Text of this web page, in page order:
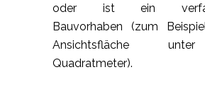
oder ist ein
Bauvorhaben (zum
Ansichtsfläche
Quadratmeter).